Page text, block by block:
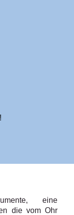
eine
die vom Ohr